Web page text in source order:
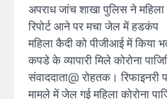
अपराध जांच शाखा पुलिस ने
रिपोर्ट आने पर मचा जेल में हडकंप
महिला कैदी को पीजीआई में किया
कपडे के व्यापारी मिले कोरोना
संवाददाता@ रोहतक।
मामले में जेल गई महिला कोरोना